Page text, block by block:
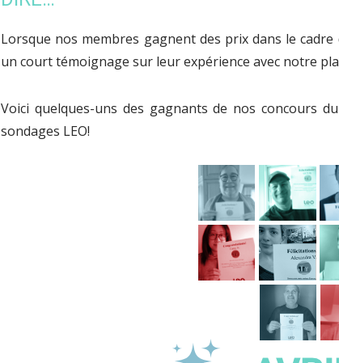
Lorsque nos membres gagnent des prix dans le
un court témoignage sur leur expérience avec notre
Voici quelques-uns des gagnants de nos concours
sondages LEO!